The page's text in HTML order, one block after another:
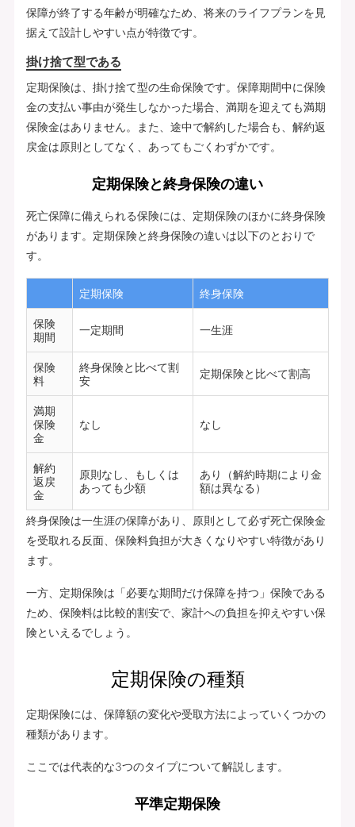
保障が終了する年齢が明確なため、将来のライフプランを見
据えて設計しやすい点が特徴です。
掛け捨て型である
定期保険は、掛け捨て型の生命保険です。保障期間中に保険
金の支払い事由が発生しなかった場合、満期を迎えても満期
保険金はありません。また、途中で解約した場合も、解約返
戻金は原則としてなく、あってもごくわずかです。
定期保険と終身保険の違い
死亡保障に備えられる保険には、定期保険のほかに終身保険
があります。定期保険と終身保険の違いは以下のとおりで
す。
定期保険 終身保険
保険
期間
一定期間 一生涯
保険
料
終身保険と比べて割
安
定期保険と比べて割高
満期
保険
金
なし なし
解約
返戻
金
原則なし、もしくは
あっても少額
あり（解約時期により金
額は異なる）
終身保険は一生涯の保障があり、原則として必ず死亡保険金
を受取れる反面、保険料負担が大きくなりやすい特徴があり
ます。
一方、定期保険は「必要な期間だけ保障を持つ」保険である
ため、保険料は比較的割安で、家計への負担を抑えやすい保
険といえるでしょう。
定期保険の種類
定期保険には、保障額の変化や受取方法によっていくつかの
種類があります。
ここでは代表的な3つのタイプについて解説します。
平準定期保険